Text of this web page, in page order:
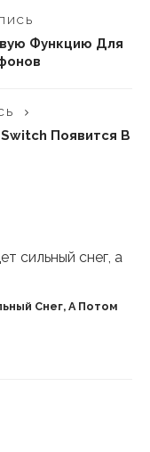
Функцию Для
Появится В
Снег, А Потом